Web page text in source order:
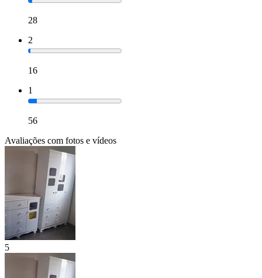
28
2
16
1
56
Avaliações com fotos e vídeos
5